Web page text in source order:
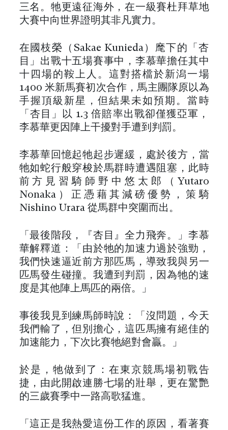
三名。牠更遠征海外，在一級賽杜拜草地
大賽中向世界證明其非凡實力。
在國枝榮（Sakae Kunieda）麾下的「杏
目」出戰十五場賽事中，李慕華擔任其中
十四場的鞍上人。這對搭檔於新潟一場
1400 米新馬賽初次合作，馬主團隊原以為
手握頂級新星，但結果未如預期。當時
「杏目」以 1.3 倍賠率出戰卻僅獲亞軍，
李慕華更因陣上干擾對手遭到判罰。
李慕華回憶起牠起步遲緩，處於後方，當
牠如蛇行般穿梭於馬群時遭遇阻塞，此時
前方見習騎師野中悠太郎（Yutaro
Nonaka）正憑藉其減磅優勢，策騎
Nishino Urara 從馬群中突圍而出。
「最後階段，『杏目』全力飛奔。」李慕
華解釋道：「由於牠的加速力過於強勁，
我們快速逼近前方那匹馬，導致我與另一
匹馬發生碰撞。我遭到判罰，因為牠的速
度是其他陣上馬匹的兩倍。」
事後我見到練馬師時說：「沒問題，今天
我們輸了，但別擔心，這匹馬擁有絕佳的
加速能力，下次比賽牠絕對會贏。」
於是，牠做到了：在東京競馬場初戰告
捷，由此開啟連勝七場的壯舉，更在驚艷
的三歲賽季中一路高歌猛進。
「這正是我熱愛這份工作的原因，看著賽